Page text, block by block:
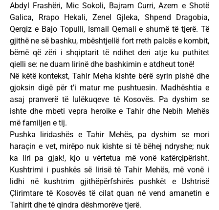
Abdyl Frashëri, Mic Sokoli, Bajram Curri, Azem e Shotë
Galica, Rrapo Hekali, Zenel Gjleka, Shpend Dragobia,
Qerqiz e Bajo Topulli, Ismail Qemali e shumë të tjerë. Të
gjithë ne së bashku, mbështjellë fort rreth palcës e kombit,
bëmë që zëri i shqiptarit të ndihet deri atje ku puthitet
qielli se: ne duam lirinë dhe bashkimin e atdheut tonë!
Në këtë kontekst, Tahir Meha kishte bërë syrin pishë dhe
gjoksin digë për t’i matur me pushtuesin. Madhështia e
asaj pranverë të lulëkuqeve të Kosovës. Pa dyshim se
ishte dhe mbeti vepra heroike e Tahir dhe Nebih Mehës
më familjen e tij.
Pushka liridashës e Tahir Mehës, pa dyshim se mori
haraçin e vet, mirëpo nuk kishte si të bëhej ndryshe; nuk
ka liri pa gjak!, kjo u vërtetua më vonë katërçipërisht.
Kushtrimi i pushkës së lirisë të Tahir Mehës, më vonë i
lidhi në kushtrim gjithëpërfshirës pushkët e Ushtrisë
Çlirimtare të Kosovës të cilat quan në vend amanetin e
Tahirit dhe të qindra dëshmorëve tjerë.